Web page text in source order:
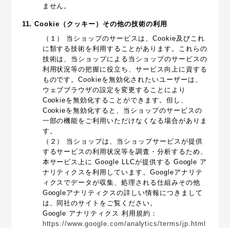
ません。
11. Cookie（クッキー）その他の技術の利用
（１） 当ショップのサービスは、Cookie及びこれ
に類する技術を利用することがあります。これらの
技術は、当ショップによる当ショップのサービスの
利用状況等の把握に役立ち、サービス向上に資する
ものです。Cookieを無効化されたいユーザーは、
ウェブブラウザの設定を変更することにより
Cookieを無効化することができます。但し、
Cookieを無効化すると、当ショップのサービスの
一部の機能をご利用いただけなくなる場合がありま
す。
（２） 当ショップは、当ショップサービスが提供
するサービスの利用状況等を調査・分析するため、
本サービス上に Google LLCが提供する Google ア
ナリティクスを利用しています。Googleアナリテ
ィクスでデータが収集、処理される仕組みその他
Googleアナリティクスの詳しい情報につきまして
は、同社のサイトをご覧ください。
Google アナリティクス 利用規約：
https://www.google.com/analytics/terms/jp.html